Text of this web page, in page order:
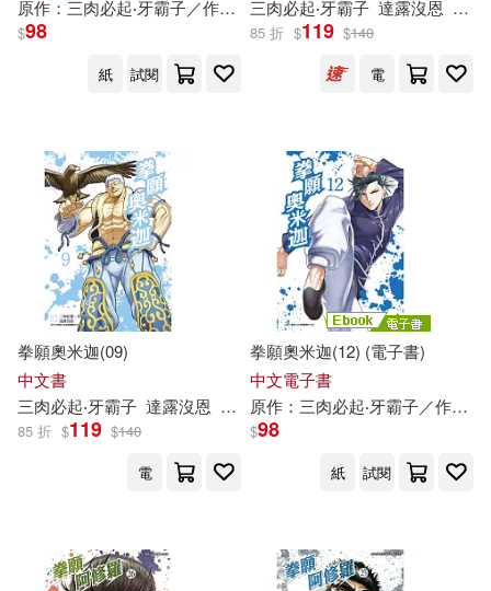
一個月內上市新品(2)
適合平板閱讀(41)
其他 (可複選)
現在可購買商品(82)
作者/演唱/譯/編/繪(7)
-
原作： 三肉必起‧牙霸子／作畫： 達露沒恩 yoshiki
$98
紙 試閱
三肉必起‧牙霸子 達露沒恩
85 折 $119 $140
電
拳願奧米迦(09)
中文書
三肉必起‧牙霸子 達露沒恩 yoshiki
85 折 $119 $140
電
拳願奧米迦(12) (電子書)
中文電子書
原作： 三肉必起‧牙霸子／作畫：
$98
紙 試閱